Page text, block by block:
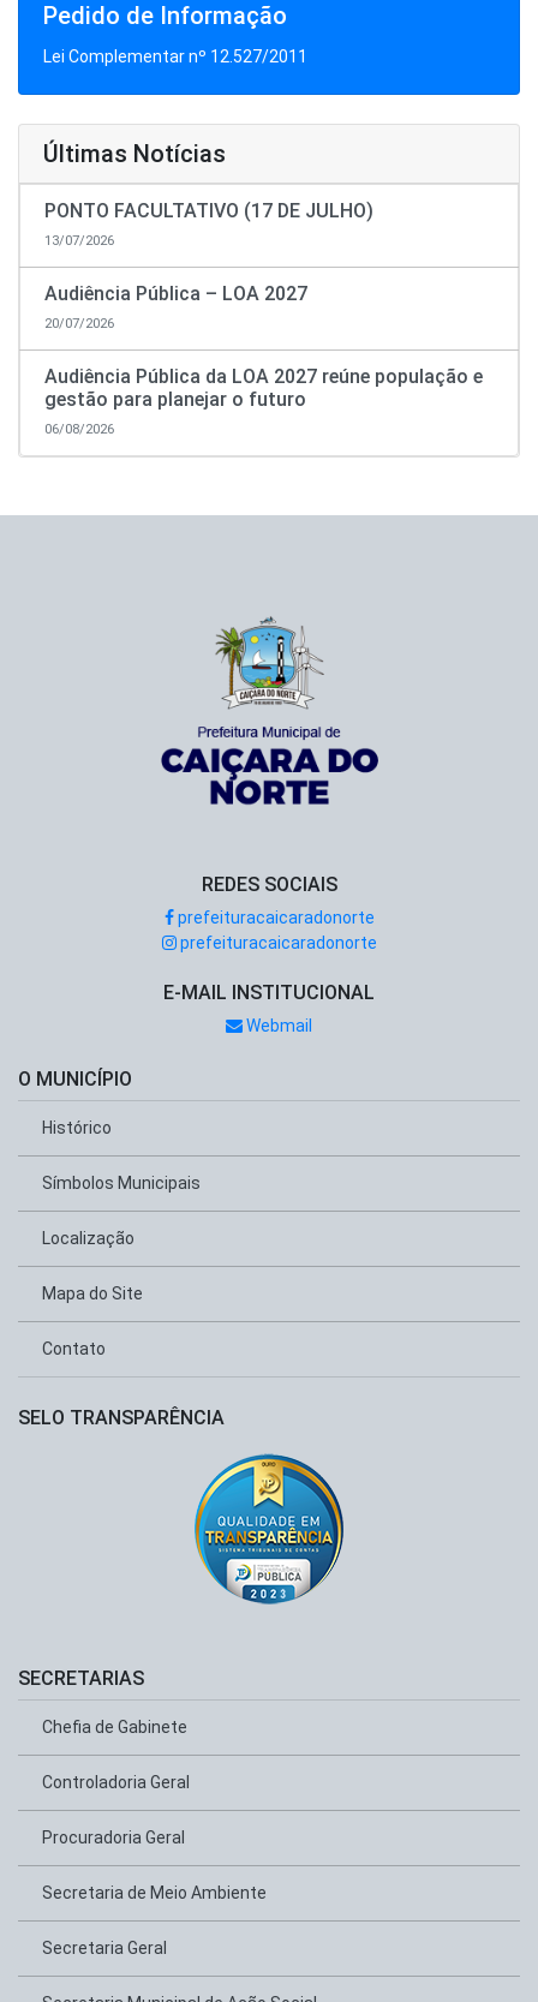
Pedido de Informação
Lei Complementar nº 12.527/2011
Últimas Notícias
PONTO FACULTATIVO (17 DE JULHO)
13/07/2026
Audiência Pública – LOA 2027
20/07/2026
Audiência Pública da LOA 2027 reúne população e
gestão para planejar o futuro
06/08/2026
REDES SOCIAIS
prefeituracaicaradonorte
prefeituracaicaradonorte
E-MAIL INSTITUCIONAL
Webmail
O MUNICÍPIO
Histórico
Símbolos Municipais
Localização
Mapa do Site
Contato
SELO TRANSPARÊNCIA
SECRETARIAS
Chefia de Gabinete
Controladoria Geral
Procuradoria Geral
Secretaria de Meio Ambiente
Secretaria Geral